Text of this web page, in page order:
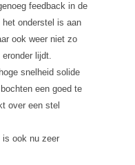
feedback in de
onderstel is aan
ook weer niet zo
lijdt.
snelheid solide
een goed te
over een stel
is ook nu zeer